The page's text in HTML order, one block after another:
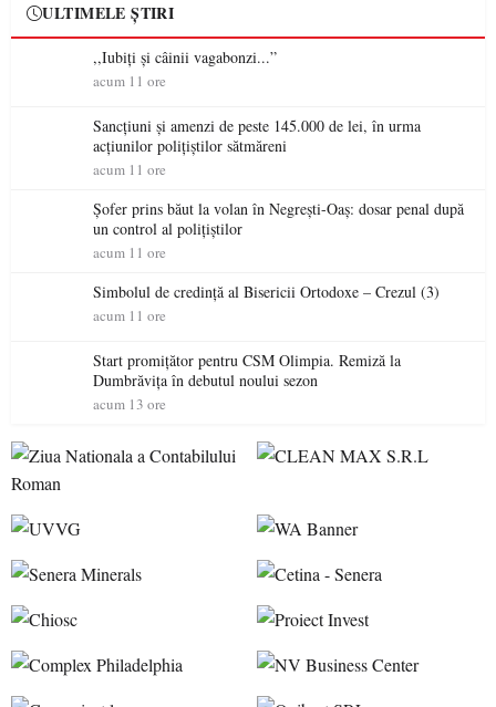
ULTIMELE ȘTIRI
,,Iubiți și câinii vagabonzi...”
acum 11 ore
Sancțiuni și amenzi de peste 145.000 de lei, în urma
acțiunilor polițiștilor sătmăreni
acum 11 ore
Șofer prins băut la volan în Negrești-Oaș: dosar penal după
un control al polițiștilor
acum 11 ore
Simbolul de credinţă al Bisericii Ortodoxe – Crezul (3)
acum 11 ore
Start promițător pentru CSM Olimpia. Remiză la
Dumbrăvița în debutul noului sezon
acum 13 ore